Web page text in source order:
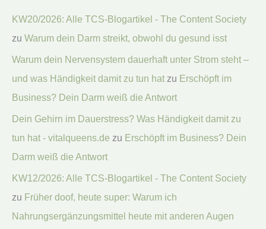
KW20/2026: Alle TCS-Blogartikel - The Content Society
zu Warum dein Darm streikt, obwohl du gesund isst
Warum dein Nervensystem dauerhaft unter Strom steht –
und was Händigkeit damit zu tun hat zu Erschöpft im
Business? Dein Darm weiß die Antwort
Dein Gehirn im Dauerstress? Was Händigkeit damit zu
tun hat - vitalqueens.de zu Erschöpft im Business? Dein
Darm weiß die Antwort
KW12/2026: Alle TCS-Blogartikel - The Content Society
zu Früher doof, heute super: Warum ich
Nahrungsergänzungsmittel heute mit anderen Augen